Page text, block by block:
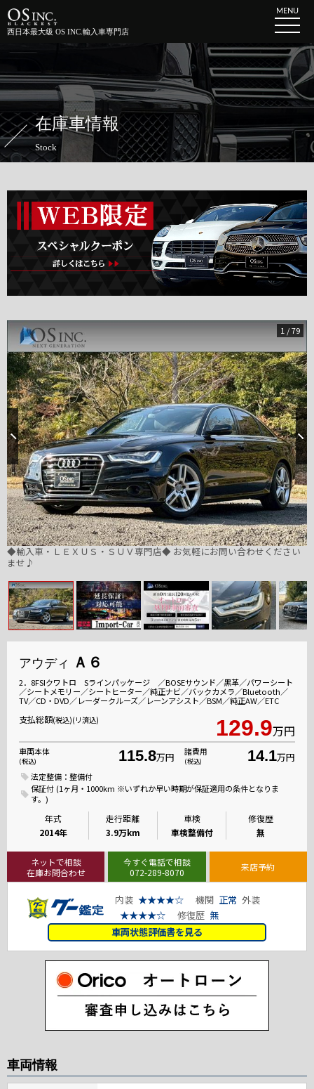
西日本最大級 OS INC.輸入車専門店
MENU
在庫車情報
Stock
◆輸入車・ＬＥＸＵＳ・ＳＵＶ専門店◆ お気軽にお問い合わせください
ませ♪
1 /79
アウディ Ａ６
2．8FSIクワトロ Sラインパッケージ ／BOSEサウンド／黒革／パワーシート
／シートメモリー／シートヒーター／純正ナビ／バックカメラ／Bluetooth／
TV／CD・DVD／レーダークルーズ／レーンアシスト／BSM／純正AW／ETC
支払総額(税込)(リ済込) 129.9万円
車両本体
(税込) 115.8万円 諸費用
(税込) 14.1万円
法定整備：整備付
保証付 (1ヶ月・1000km ※いずれか早い時期が保証適用の条件となりま
す。)
年式
2014年
走行距離
3.9万km
車検
車検整備付
修復歴
無
ネットで相談
在庫お問合わせ
今すぐ電話で相談
072-289-8070
来店予約
内装 ★★★★☆ 機関 正常 外装
★★★★☆
修復歴 無
車両状態評価書を見る
車両情報